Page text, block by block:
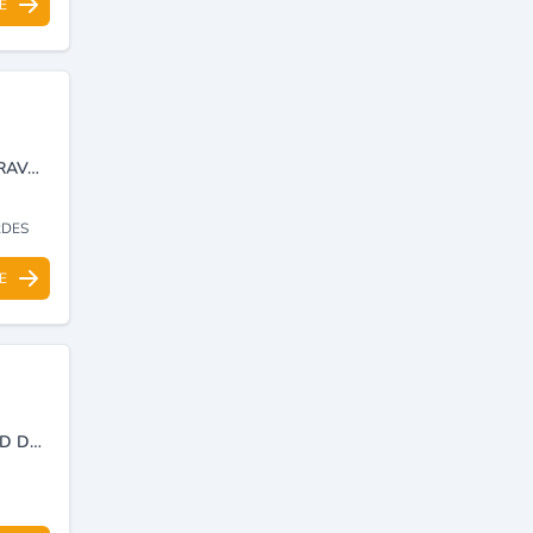
USINE DE FABRICATION SPÉCIALISÉE EN TOITURE AUTOPORTANTE ,TRAVAUX DE BÂTIMENT TOUS CORPS D’ÉTAT ET CHARPENTE MÉTALLIQUE.
VENTE EN GROS DE MATÉRIEL DE CONSTRUCTION, LAMINAGE À FROID DE L'ACIER ET TRANSPORT DE MARCHANDISES.